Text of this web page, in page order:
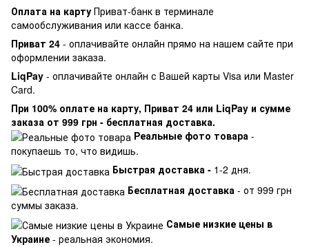
Оплата на карту Приват-банк в терминале
самообслуживания или кассе банка.
Приват 24 - оплачивайте онлайн прямо на нашем сайте при
оформлении заказа.
LiqPay - оплачивайте онлайн с Вашей карты Visa или Master
Card.
При 100% оплате на карту, Приват 24 или LiqPay и сумме
заказа от 999 грн - бесплатная доставка.
Реальные фото товара -
покупаешь то, что видишь.
Быстрая доставка - 1-2 дня.
Бесплатная доставка - от 999 грн
суммы заказа.
Самые низкие цены в
Украине - реальная экономия.